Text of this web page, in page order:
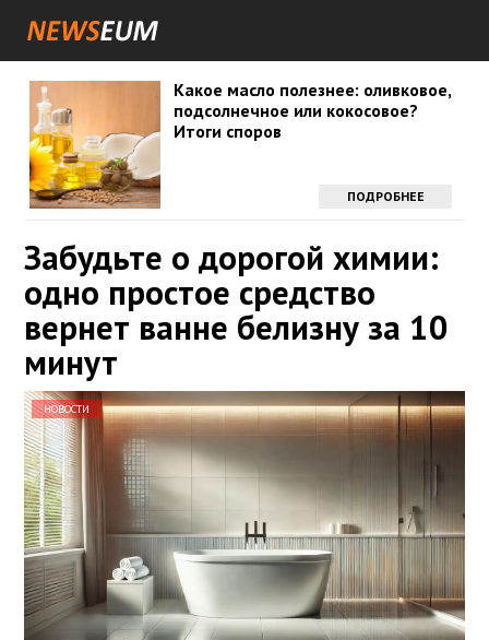
Какое масло полезнее: оливковое,
подсолнечное или кокосовое?
Итоги споров
ПОДРОБНЕЕ
Забудьте о дорогой химии:
одно простое средство
вернет ванне белизну за 10
минут
НОВОСТИ